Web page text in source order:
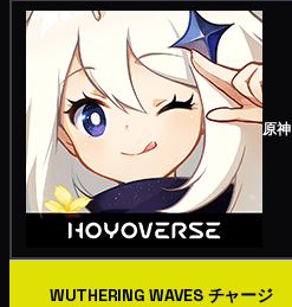
原神
WUTHERING WAVES チャージ